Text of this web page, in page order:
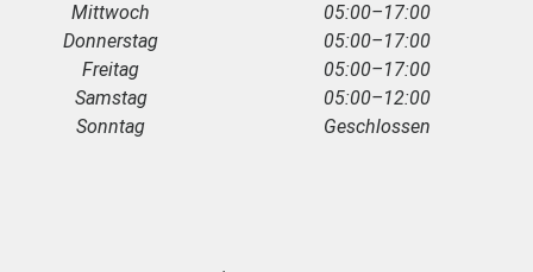
Mittwoch
05:00–17:00
Donnerstag
05:00–17:00
Freitag
05:00–17:00
Samstag
05:00–12:00
Sonntag
Geschlossen